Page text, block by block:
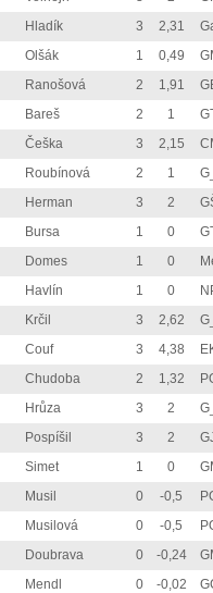
Hladík 3 2,31
Olšák 1 0,49
Ranošová 2 1,91
Bareš 2 1
Češka 3 2,15
Roubínová 2 1
Herman 3 2
Bursa 1 0
Domes 1 0
Havlín 1 0
Krčil 3 2,62
Couf 3 4,38
Chudoba 2 1,32
Hrůza 3 2
Pospíšil 3 2
Simet 1 0
Musil 0 -0,5
Musilová 0 -0,5
Doubrava 0 -0,24
Mendl 0 -0,02